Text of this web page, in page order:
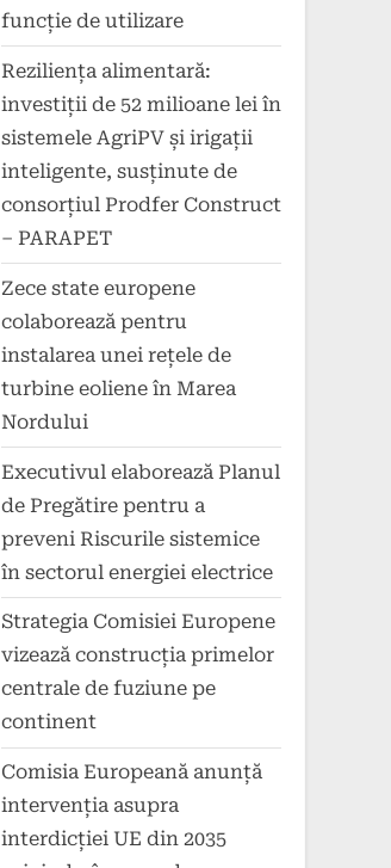
funcție de utilizare
Reziliența alimentară:
investiții de 52 milioane lei în
sistemele AgriPV și irigații
inteligente, susținute de
consorțiul Prodfer Construct
– PARAPET
Zece state europene
colaborează pentru
instalarea unei rețele de
turbine eoliene în Marea
Nordului
Executivul elaborează Planul
de Pregătire pentru a
preveni Riscurile sistemice
în sectorul energiei electrice
Strategia Comisiei Europene
vizează construcția primelor
centrale de fuziune pe
continent
Comisia Europeană anunță
intervenția asupra
interdicției UE din 2035